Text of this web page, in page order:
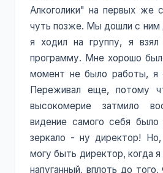
Алкоголики" на первых же
чуть позже. Мы дошли с ним
я ходил на группу, я взял
программу. Мне хорошо
момент не было работы, я
Переживал еще, потому
высокомерие затмило
видение самого себя
зеркало - ну директор! Но,
могу быть директор, когда я
напуганный, вплоть до того,